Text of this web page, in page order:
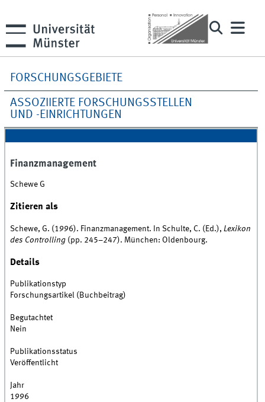
FORSCHUNGSGEBIETE
ASSOZIIERTE FORSCHUNGSSTELLEN
UND -EINRICHTUNGEN
Finanzmanagement
Schewe G
Zitieren als
Schewe, G. (1996). Finanzmanagement. In Schulte, C. (Ed.), Lexikon
des Controlling (pp. 245–247). München: Oldenbourg.
Details
Publikationstyp
Forschungsartikel (Buchbeitrag)
Begutachtet
Nein
Publikationsstatus
Veröffentlicht
Jahr
1996